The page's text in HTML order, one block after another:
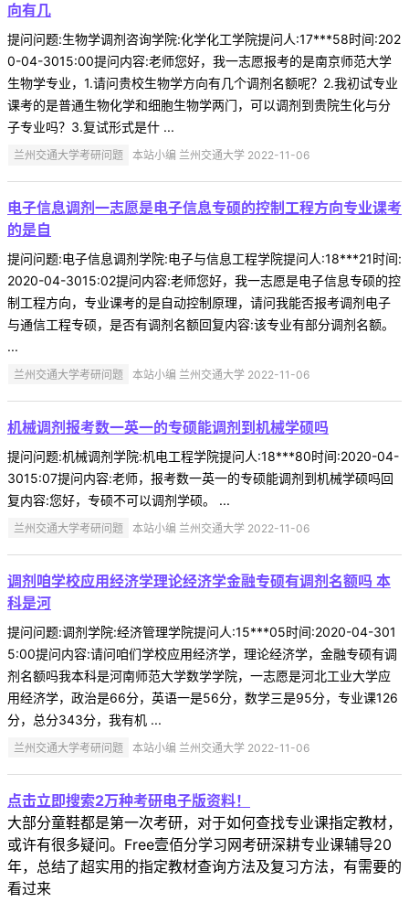
向有几
提问问题:生物学调剂咨询学院:化学化工学院提问人:17***58时间:202
0-04-3015:00提问内容:老师您好，我一志愿报考的是南京师范大学
生物学专业，1.请问贵校生物学方向有几个调剂名额呢？2.我初试专业
课考的是普通生物化学和细胞生物学两门，可以调剂到贵院生化与分
子专业吗？3.复试形式是什 ...
兰州交通大学考研问题 本站小编 兰州交通大学 2022-11-06
电子信息调剂一志愿是电子信息专硕的控制工程方向专业课考
的是自
提问问题:电子信息调剂学院:电子与信息工程学院提问人:18***21时间:
2020-04-3015:02提问内容:老师您好，我一志愿是电子信息专硕的控
制工程方向，专业课考的是自动控制原理，请问我能否报考调剂电子
与通信工程专硕，是否有调剂名额回复内容:该专业有部分调剂名额。
...
兰州交通大学考研问题 本站小编 兰州交通大学 2022-11-06
机械调剂报考数一英一的专硕能调剂到机械学硕吗
提问问题:机械调剂学院:机电工程学院提问人:18***80时间:2020-04-
3015:07提问内容:老师，报考数一英一的专硕能调剂到机械学硕吗回
复内容:您好，专硕不可以调剂学硕。 ...
兰州交通大学考研问题 本站小编 兰州交通大学 2022-11-06
调剂咱学校应用经济学理论经济学金融专硕有调剂名额吗 本
科是河
提问问题:调剂学院:经济管理学院提问人:15***05时间:2020-04-301
5:00提问内容:请问咱们学校应用经济学，理论经济学，金融专硕有调
剂名额吗我本科是河南师范大学数学学院，一志愿是河北工业大学应
用经济学，政治是66分，英语一是56分，数学三是95分，专业课126
分，总分343分，我有机 ...
兰州交通大学考研问题 本站小编 兰州交通大学 2022-11-06
点击立即搜索2万种考研电子版资料！
大部分童鞋都是第一次考研，对于如何查找专业课指定教材，
或许有很多疑问。Free壹佰分学习网考研深耕专业课辅导20
年，总结了超实用的指定教材查询方法及复习方法，有需要的
看过来